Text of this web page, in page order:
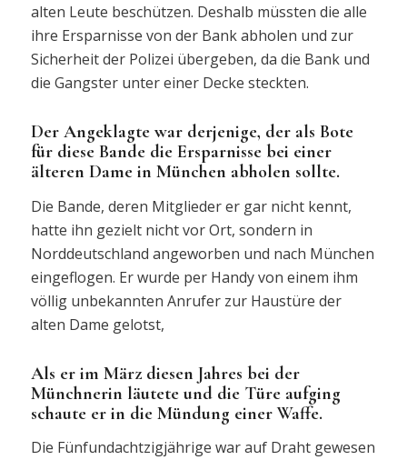
alten Leute beschützen. Deshalb müssten die alle
ihre Ersparnisse von der Bank abholen und zur
Sicherheit der Polizei übergeben, da die Bank und
die Gangster unter einer Decke steckten.
Der Angeklagte war derjenige, der als Bote
für diese Bande die Ersparnisse bei einer
älteren Dame in München abholen sollte.
Die Bande, deren Mitglieder er gar nicht kennt,
hatte ihn gezielt nicht vor Ort, sondern in
Norddeutschland angeworben und nach München
eingeflogen. Er wurde per Handy von einem ihm
völlig unbekannten Anrufer zur Haustüre der
alten Dame gelotst,
Als er im März diesen Jahres bei der
Münchnerin läutete und die Türe aufging
schaute er in die Mündung einer Waffe.
Die Fünfundachtzigjährige war auf Draht gewesen